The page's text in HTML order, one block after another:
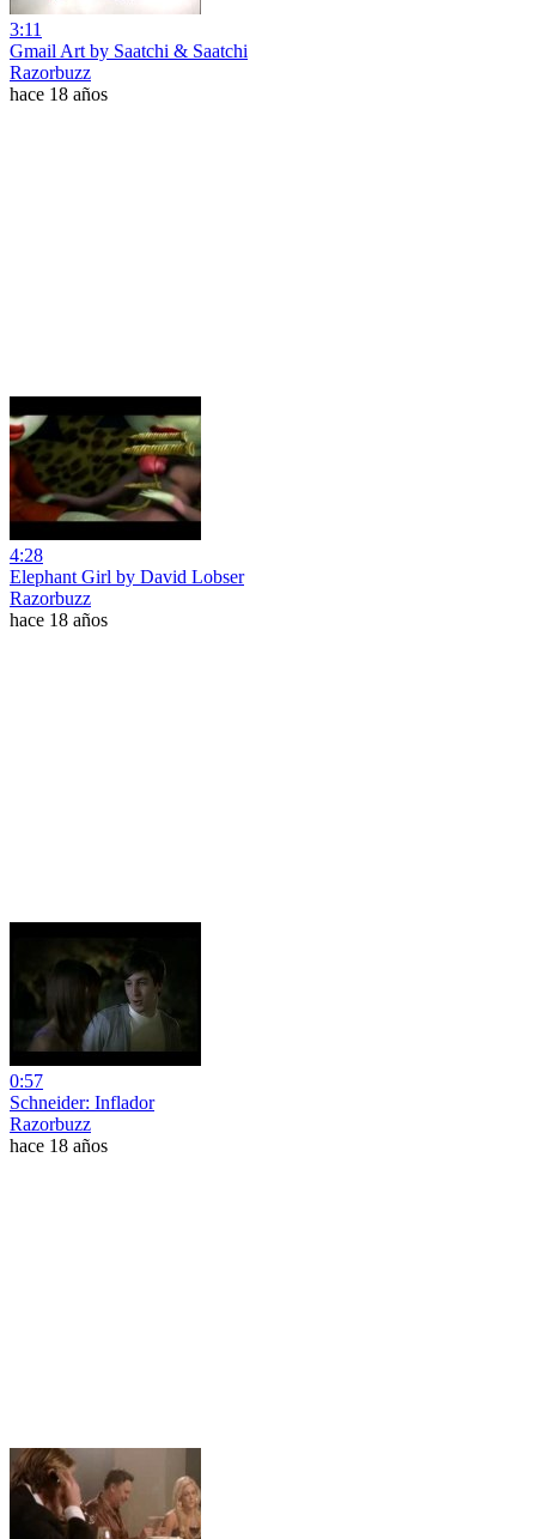
3:11
Gmail Art by Saatchi & Saatchi
Razorbuzz
hace 18 años
4:28
Elephant Girl by David Lobser
Razorbuzz
hace 18 años
0:57
Schneider: Inflador
Razorbuzz
hace 18 años